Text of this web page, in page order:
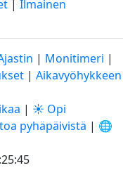
| Ilmainen
| Monitimeri |
| Aikavyöhykkeen
| ☀️ Opi
pyhäpäivistä | 🌐